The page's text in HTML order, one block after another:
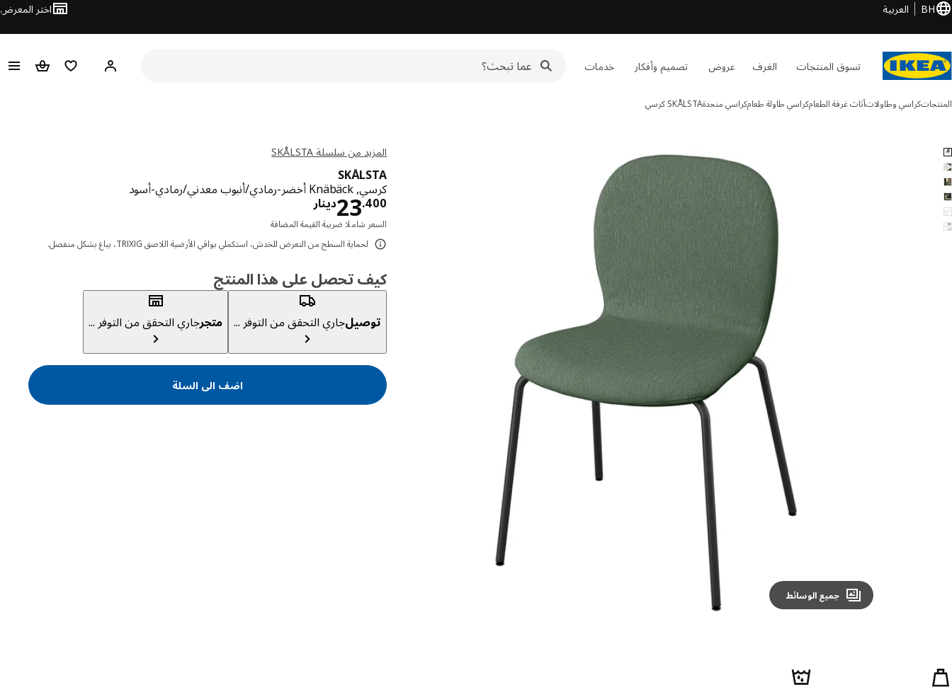
BH العربية اختر المعرض
تسوق المنتجات الغرف عروض تصميم وأفكار خدمات مرحبًا! سجل الدخول
قائمة المفضلة
سلة
المنتجاتكراسي وطاولاتأثاث غرفة الطعامكراسي طاولة طعامكراسي منجدةSKÅLSTAكرسي
6 SKÅLSTA الصور الصور
Image zoomed out, normal view
جميع الوسائط
المزيد من سلسلة SKÅLSTA
SKÅLSTA
كرسي, Knäbäck أخضر-رمادي/أنبوب معدني/رمادي-أسود
دينار23.400 دينار 23.400
السعر شاملا ضريبة القيمة المضافة
لحماية السطح من التعرض للخدش، استكملي بواقي الأرضية اللاصق TRIXIG، يباع بشكل منفصل.
كيف تحصل على هذا المنتج
توصيلجاري التحقق من التوفر ... متجرجاري التحقق من التوفر ...
اضف الى السلة
خصائص المنتج